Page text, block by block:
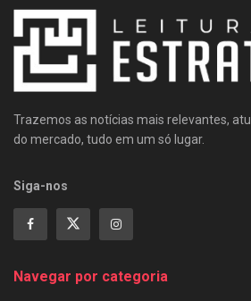
Trazemos as notícias mais relevantes,
do mercado, tudo em um só lugar.
Siga-nos
Navegar por categoria